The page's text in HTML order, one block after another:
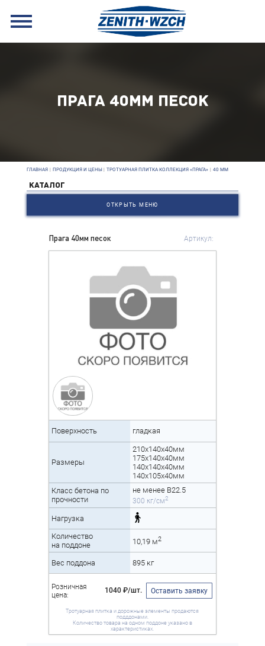
ПРАГА 40ММ ПЕСОК
ГЛАВНАЯ ПРОДУКЦИЯ И ЦЕНЫ ТРОТУАРНАЯ ПЛИТКА КОЛЛЕКЦИЯ «ПРАГА» 40 ММ
КАТАЛОГ
ОТКРЫТЬ МЕНЮ
Прага 40мм песок Артикул:
Поверхность гладкая
Размеры
210x140x40мм
175x140x40мм
140x140x40мм
140x105x40мм
Класс бетона по
прочности
не менее B22.5
300 кг/см2
Нагрузка
Количество
на поддоне
10,19 м2
Вес поддона 895 кг
Розничная
цена:
1040 ₽/шт. Оставить заявку
Тротуарная плитка и дорожные элементы продаются
подддонами.
Количество товара на одном поддоне указано в
характеристиках.